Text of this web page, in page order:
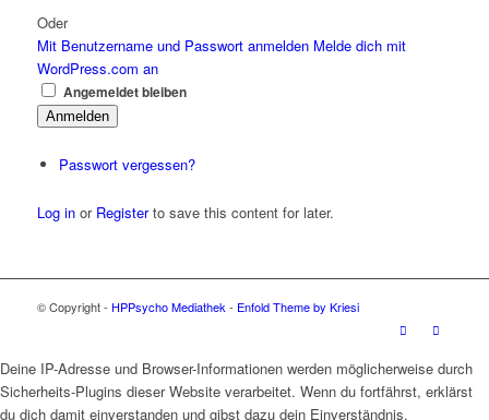
Oder
Mit Benutzername und Passwort anmelden Melde dich mit
WordPress.com an
Angemeldet bleiben
Anmelden
Passwort vergessen?
Log inor Registerto save this content for later.
© Copyright - HPPsycho Mediathek - Enfold Theme by Kriesi
Deine IP-Adresse und Browser-Informationen werden möglicherweise durch
Sicherheits-Plugins dieser Website verarbeitet. Wenn du fortfährst, erklärst
du dich damit einverstanden und gibst dazu dein Einverständnis.